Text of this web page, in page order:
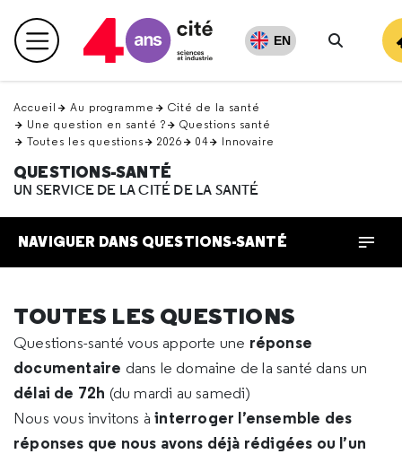
en
haut Menu principal EN
Accueil Au programme
Cité de la santé
Une question en santé ?
Questions santé
Toutes les questions
2026 04 Innovaire
QUESTIONS-SANTÉ
UN SERVICE DE LA CITÉ DE LA SANTÉ
NAVIGUER DANS QUESTIONS-SANTÉ
TOUTES LES QUESTIONS
Questions-santé vous apporte une réponse
documentaire dans le domaine de la santé dans un
délai de 72h (du mardi au samedi)
Nous vous invitons àinterroger l’ensemble des
réponses que nous avons déjà rédigées ou l’un